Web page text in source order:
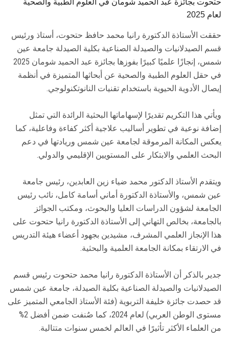
حتحوت بجائزة عبد الحميد شومان في العلوم الطبية والصحية
لعام 2025
حققت الأستاذة الدكتورة رانيا محمد حافظ حتحوت، أستاذ ورئيس
قسم الصيدلانيات والصيدلة الصناعية بكلية الصيدلة جامعة عين
شمس، إنجازًا علميًا كبيرًا بفوزها بجائزة عبد الحميد شومان 2025
في حقل العلوم الطبية والصحية عن أبحاثها المتميزة في أنظمة
إيصال الأدوية الحيوية باستخدام تقنيات النانوتكنولوجي.
ويأتي هذا التكريم تقديرًا لإسهاماتها البحثية الرائدة التي تمثل
إضافة نوعية في تطوير أساليب علاجية أكثر كفاءة وفاعلية، كما
يعكس المكانة المرموقة لجامعة عين شمس وريادتها في دعم
البحث العلمي والابتكار على المستويين الإقليمي والدولي.
ويتقدم الأستاذ الدكتور محمد ضياء زين العابدين، رئيس جامعة
عين شمس، والأستاذة الدكتورة أماني أسامة كامل، نائب رئيس
الجامعة لشؤون الدراسات العليا والبحوث، ومكتب الجوائز
بالجامعة، بخالص التهاني إلى الأستاذة الدكتورة رانيا حتحوت على
هذا الإنجاز العلمي المشرف، مشيدين بجهود أعضاء هيئة التدريس
في الارتقاء بمكانة الجامعة العلمية والبحثية.
جدير بالذكر أن الأستاذة الدكتورة رانيا محمد حتحوت رئيس قسم
الصيدلانيات والصيدلة الصناعية بكلية الصيدلة، جامعة عين شمس
قد حصدت جائزة خليفة التربوية (فئة الأستاذ الجامعي المتميز على
مستوى الوطن العربي) لعام 2024، كما صُنفت ضمن أفضل 2%
من العلماء الأكثر تأثيرًا في العالم لخمس سنوات متتالية.